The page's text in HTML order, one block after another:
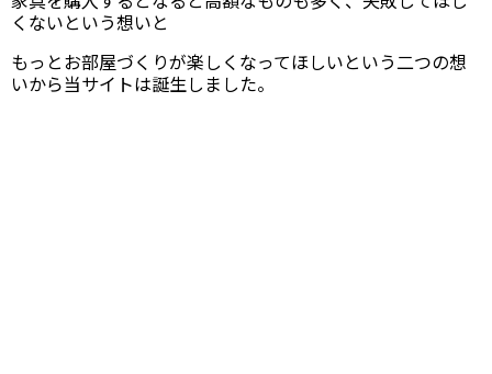
くないという想いと
もっとお部屋づくりが楽しくなってほしいという二つの想
いから当サイトは誕生しました。